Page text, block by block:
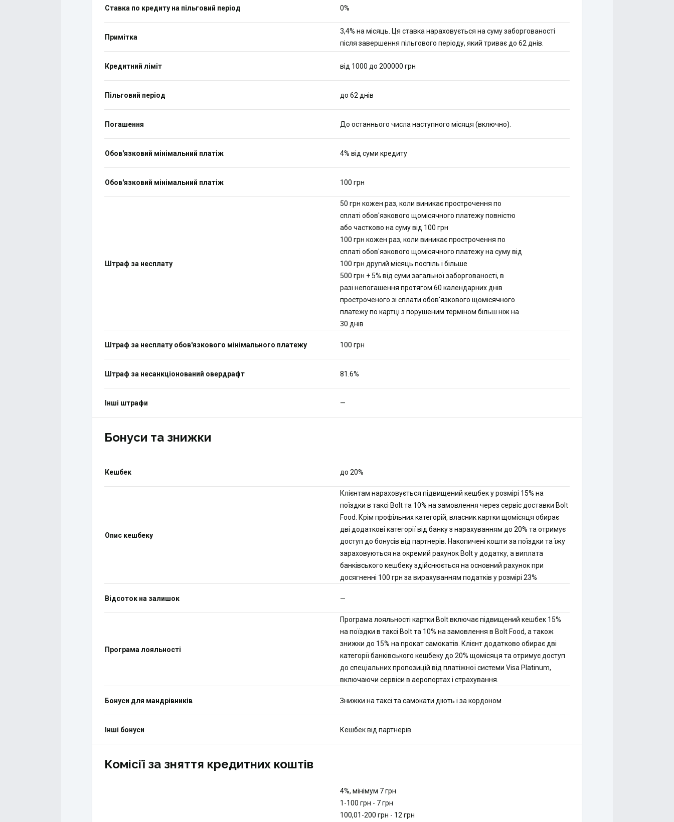
Ставка по кредиту на пільговий період 0%
Примітка
3,4% на місяць. Ця ставка нараховується на суму заборгованості
після завершення пільгового періоду, який триває до 62 днів.
Кредитний ліміт від 1000 до 200000 грн
Пільговий період до 62 днів
Погашення До останнього числа наступного місяця (включно).
Обов'язковий мінімальний платіж 4% від суми кредиту
Обов'язковий мінімальний платіж 100 грн
Штраф за несплату
50 грн кожен раз, коли виникає прострочення по
сплаті обов'язкового щомісячного платежу повністю
або частково на суму від 100 грн
100 грн кожен раз, коли виникає прострочення по
сплаті обов'язкового щомісячного платежу на суму від
100 грн другий місяць поспіль і більше
500 грн + 5% від суми загальної заборгованості, в
разі непогашення протягом 60 календарних днів
простроченого зі сплати обов'язкового щомісячного
платежу по картці з порушеним терміном більш ніж на
30 днів
Штраф за несплату обов'язкового мінімального платежу 100 грн
Штраф за несанкціонований овердрафт 81.6%
Інші штрафи —
Бонуси та знижки
Кешбек до 20%
Опис кешбеку
Клієнтам нараховується підвищений кешбек у розмірі 15% на
поїздки в таксі Bolt та 10% на замовлення через сервіс доставки Bolt
Food. Крім профільних категорій, власник картки щомісяця обирає
дві додаткові категорії від банку з нарахуванням до 20% та отримує
доступ до бонусів від партнерів. Накопичені кошти за поїздки та їжу
зараховуються на окремий рахунок Bolt у додатку, а виплата
банківського кешбеку здійснюється на основний рахунок при
досягненні 100 грн за вирахуванням податків у розмірі 23%
Відсоток на залишок —
Програма лояльності
Програма лояльності картки Bolt включає підвищений кешбек 15%
на поїздки в таксі Bolt та 10% на замовлення в Bolt Food, а також
знижки до 15% на прокат самокатів. Клієнт додатково обирає дві
категорії банківського кешбеку до 20% щомісяця та отримує доступ
до спеціальних пропозицій від платіжної системи Visa Platinum,
включаючи сервіси в аеропортах і страхування.
Бонуси для мандрівників Знижки на таксі та самокати діють і за кордоном
Інші бонуси Кешбек від партнерів
Комісії за зняття кредитних коштів
4%, мінімум 7 грн
1-100 грн - 7 грн
100,01-200 грн - 12 грн